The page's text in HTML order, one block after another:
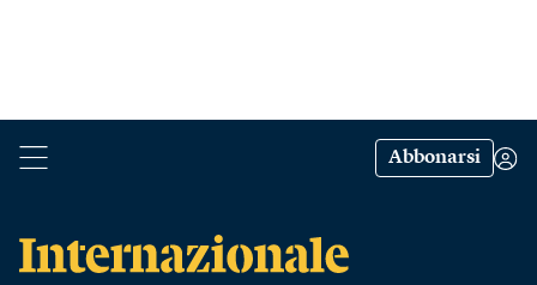
Abbonarsi